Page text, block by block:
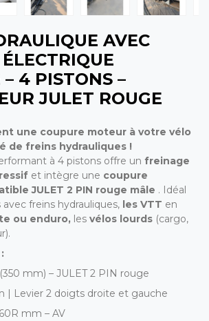
AVEC
– 4 PISTONS –
JULET ROUGE
une coupure moteur à votre vélo
de freins hydrauliques !
à 4 pistons offre un freinage
et intègre une coupure
JULET 2 PIN rouge mâle . Idéal
freins hydrauliques, les VTT en
ou enduro, les vélos lourds (cargo,
mm) – JULET 2 PIN rouge
| Levier 2 doigts droite et gauche
mm – AV